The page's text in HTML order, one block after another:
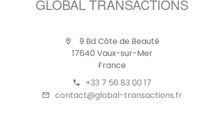
GLOBAL TRANSACTIONS
9 Bd Côte de Beauté
17640 Vaux-sur-Mer
France
+33 7 56 83 00 17
contact@global-transactions.fr